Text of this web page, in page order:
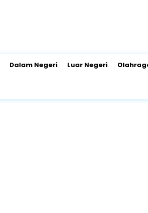
Dalam Negeri Luar Negeri